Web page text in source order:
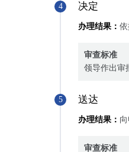
4 决定
办理结果：
审查标准
领导作出审
5 送达
办理结果：
审查标准